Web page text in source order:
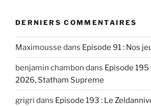
EMBED
DERNIERS COMMENTAIRES
Maximousse dans Episode 91 : Nos
benjamin chambon dans Episode
2026, Statham Supreme
grigri dans Episode 193 : Le